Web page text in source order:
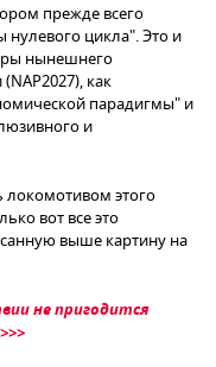
прежде всего
цикла". Это и
нынешнего
как
парадигмы" и
и
локомотивом этого
вот все это
выше картину на
не пригодится